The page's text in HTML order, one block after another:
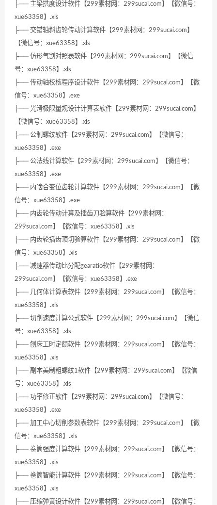
├── 主梁拱度设计软件【299素材网：299sucai.com】【微信号：
xue63358】.xls
├── 交错轴斜齿轮传动计算软件【299素材网：299sucai.com】
【微信号：xue63358】.xls
├── 仿形气割对照表软件【299素材网：299sucai.com】【微信
号：xue63358】.xls
├── 传动轴校核程序设计软件【299素材网：299sucai.com】【微
信号：xue63358】.exe
├── 光滑极限量规设计计算表软件【299素材网：299sucai.com】
【微信号：xue63358】.xls
├── 公制螺纹软件【299素材网：299sucai.com】【微信号：
xue63358】.exe
├── 公法线计算软件【299素材网：299sucai.com】【微信号：
xue63358】.exe
├── 内啮合变位齿轮计算软件【299素材网：299sucai.com】【微
信号：xue63358】.exe
├── 内齿轮传动计算及插齿刀验算软件【299素材网：
299sucai.com】【微信号：xue63358】.xls
├── 内齿轮插齿顶切验算软件【299素材网：299sucai.com】【微
信号：xue63358】.xls
├── 减速器传动比分配gearatio软件【299素材网：
299sucai.com】【微信号：xue63358】.exe
├── 几何体计算表软件【299素材网：299sucai.com】【微信号：
xue63358】.xls
├── 切削速度计算公式软件【299素材网：299sucai.com】【微信
号：xue63358】.xls
├── 刨床工时定额软件【299素材网：299sucai.com】【微信号：
xue63358】.xls
├── 副本美制粗螺紋1软件【299素材网：299sucai.com】【微信
号：xue63358】.xls
├── 功率修正软件【299素材网：299sucai.com】【微信号：
xue63358】.exe
├── 加工中心切削参数表软件【299素材网：299sucai.com】【微
信号：xue63358】.xls
├── 卷筒强度计算软件【299素材网：299sucai.com】【微信号：
xue63358】.xls
├── 卷筒智能计算软件【299素材网：299sucai.com】【微信号：
xue63358】.xls
├── 压缩弹簧设计软件【299素材网：299sucai.com】【微信号：